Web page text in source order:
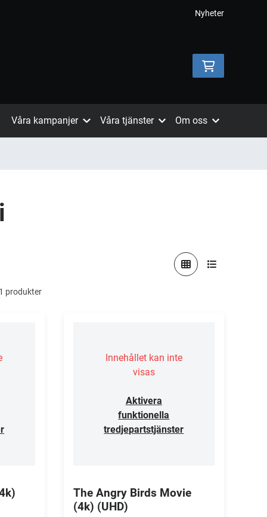
Nyheter
Våra kampanjer Våra tjänster Om oss
produkter
Innehållet kan inte
visas
Aktivera
funktionella
tredjepartstjänster
The Angry Birds Movie
(4k) (UHD)